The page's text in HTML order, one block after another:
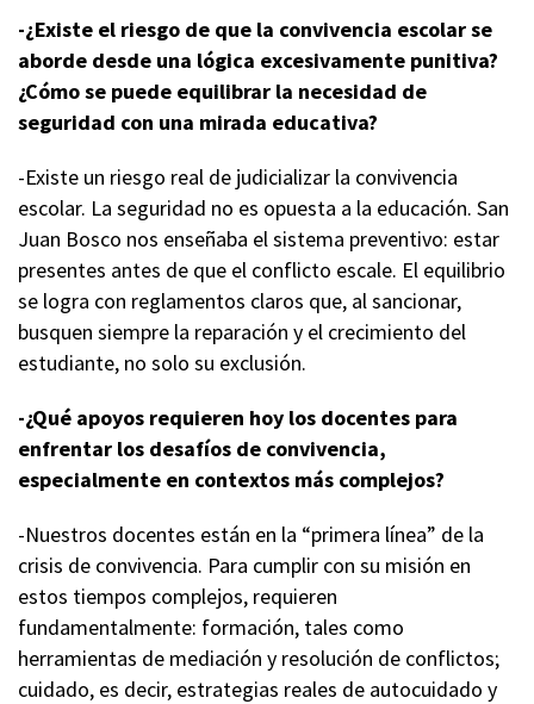
-¿Existe el riesgo de que la convivencia escolar se
aborde desde una lógica excesivamente punitiva?
¿Cómo se puede equilibrar la necesidad de
seguridad con una mirada educativa?
-Existe un riesgo real de judicializar la convivencia
escolar. La seguridad no es opuesta a la educación. San
Juan Bosco nos enseñaba el sistema preventivo: estar
presentes antes de que el conflicto escale. El equilibrio
se logra con reglamentos claros que, al sancionar,
busquen siempre la reparación y el crecimiento del
estudiante, no solo su exclusión.
-¿Qué apoyos requieren hoy los docentes para
enfrentar los desafíos de convivencia,
especialmente en contextos más complejos?
-Nuestros docentes están en la “primera línea” de la
crisis de convivencia. Para cumplir con su misión en
estos tiempos complejos, requieren
fundamentalmente: formación, tales como
herramientas de mediación y resolución de conflictos;
cuidado, es decir, estrategias reales de autocuidado y